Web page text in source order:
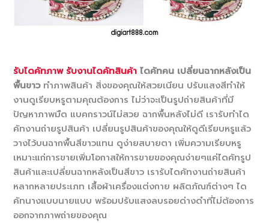
รับไดคัทภาพ รับงานไดคัทสินค้า ไดคัทคน เปลี่ยนฉากหลังเป็น
พื้นขาวทำภาพสินค้า สิ่งของคุณให้สวยเนียน ปรับแสงสีทำให้
งานดูเรียบหรูตามคุณต้องการ ไม่ว่าจะเป็นรูปถ่ายสินค้าที่มี
ปัญหาภาพมืด แบคกราวน์ไม่สวย ฉากพื้นหลังไม่ดี เรารับทำได
คัทงานถ่ายรูปสินค้า เปลี่ยนรูปสินค้าของคุณให้ดูดีเรียบหรูแล้ว
วางไว้บนฉากพื้นสีขาวแทน ดูง่ายสบายตา เพิ่มความเรียบหรู
เหมาะแก่การขายเพิ่มโอกาสให้การขายของคุณง่ายๆแค่ไดคัทรูป
สินค้าและเปลี่ยนฉากหลังเป็นสีขาว เรารับไดคัทงานถ่ายสินค้า
หลากหลายประเภท เสื้อผ้าเครื่องแต่งกาย ผลิตภัณฑ์ต่างๆ ได
คัทนางแบบนายแบบ พร้อมปรับแสงลบรอยด่างดำที่ไม่ต้องการ
ออกจากภาพถ่ายของคุณ